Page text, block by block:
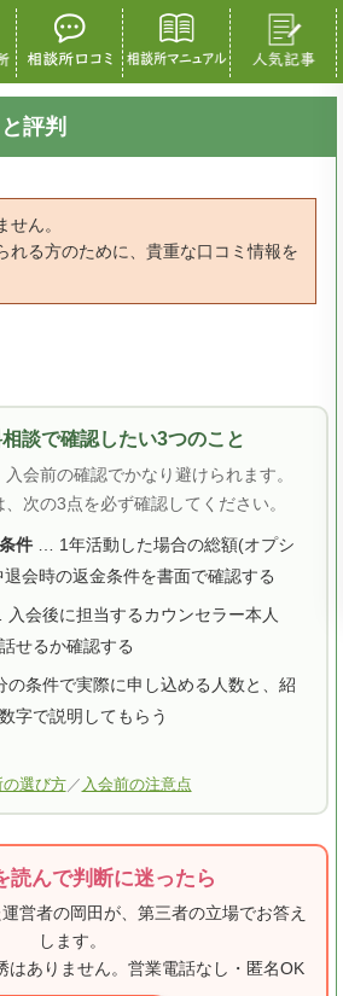
評判
ん。
れる方のために、貴重な口コミ情報を
談で確認したい3つのこと
会前の確認でかなり避けられます。
次の3点を必ず確認してください。
件… 1年活動した場合の総額(オプシ
会時の返金条件を書面で確認する
会後に担当するカウンセラー本人
せるか確認する
条件で実際に申し込める人数と、紹
字で説明してもらう
選び方／ 入会前の注意点
読んで判断に迷ったら
営者の岡田が、第三者の立場でお答え
します。
はありません。営業電話なし・匿名OK